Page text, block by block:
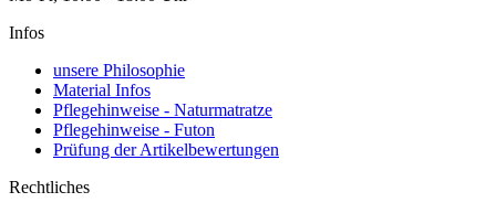
Infos
unsere Philosophie
Material Infos
Pflegehinweise - Naturmatratze
Pflegehinweise - Futon
Prüfung der Artikelbewertungen
Rechtliches